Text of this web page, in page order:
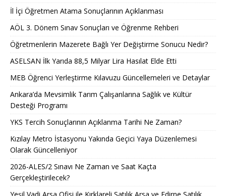
İl İçi Öğretmen Atama Sonuçlarının Açıklanması
AÖL 3. Dönem Sınav Sonuçları ve Öğrenme Rehberi
Öğretmenlerin Mazerete Bağlı Yer Değiştirme Sonucu Nedir?
ASELSAN İlk Yarıda 88,5 Milyar Lira Hasılat Elde Etti
MEB Öğrenci Yerleştirme Kılavuzu Güncellemeleri ve Detaylar
Ankara’da Mevsimlik Tarım Çalışanlarına Sağlık ve Kültür
Desteği Programı
YKS Tercih Sonuçlarının Açıklanma Tarihi Ne Zaman?
Kızılay Metro İstasyonu Yakında Geçici Yaya Düzenlemesi
Olarak Güncelleniyor
2026-ALES/2 Sınavı Ne Zaman ve Saat Kaçta
Gerçekleştirilecek?